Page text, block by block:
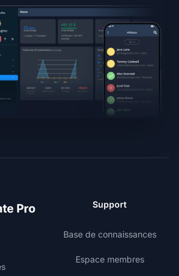
Support
Base de connaissances
Espace membres